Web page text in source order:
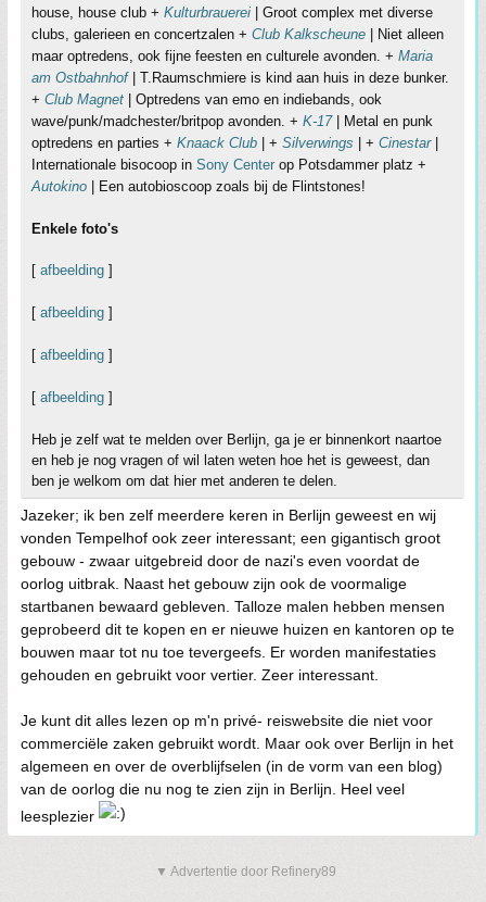
house, house club + Kulturbrauerei | Groot complex met diverse
clubs, galerieen en concertzalen + Club Kalkscheune | Niet alleen
maar optredens, ook fijne feesten en culturele avonden. + Maria
am Ostbahnhof| T.Raumschmiere is kind aan huis in deze bunker.
+ Club Magnet | Optredens van emo en indiebands, ook
wave/punk/madchester/britpop avonden. + K-17| Metal en punk
optredens en parties + Knaack Club | + Silverwings | + Cinestar|
Internationale bisocoop in Sony Center op Potsdammer platz +
Autokino | Een autobioscoop zoals bij de Flintstones!
Enkele foto's
[ afbeelding ]
[ afbeelding ]
[ afbeelding ]
[ afbeelding ]
Heb je zelf wat te melden over Berlijn, ga je er binnenkort naartoe
en heb je nog vragen of wil laten weten hoe het is geweest, dan
ben je welkom om dat hier met anderen te delen.
Jazeker; ik ben zelf meerdere keren in Berlijn geweest en wij
vonden Tempelhof ook zeer interessant; een gigantisch groot
gebouw - zwaar uitgebreid door de nazi's even voordat de
oorlog uitbrak. Naast het gebouw zijn ook de voormalige
startbanen bewaard gebleven. Talloze malen hebben mensen
geprobeerd dit te kopen en er nieuwe huizen en kantoren op te
bouwen maar tot nu toe tevergeefs. Er worden manifestaties
gehouden en gebruikt voor vertier. Zeer interessant.
Je kunt dit alles lezen op m'n privé- reiswebsite die niet voor
commerciële zaken gebruikt wordt. Maar ook over Berlijn in het
algemeen en over de overblijfselen (in de vorm van een blog)
van de oorlog die nu nog te zien zijn in Berlijn. Heel veel
leesplezier
▼ Advertentie door Refinery89